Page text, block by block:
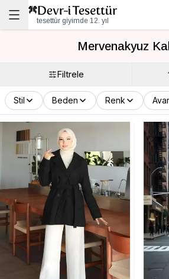
tesettür giyimde 12. yıl
Mervenakyuz
Filtrele
Stil Beden Renk